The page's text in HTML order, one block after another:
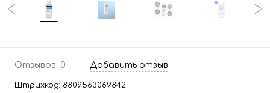
Отзывов: 0 Добавить отзыв
Штрихкод: 8809563069842